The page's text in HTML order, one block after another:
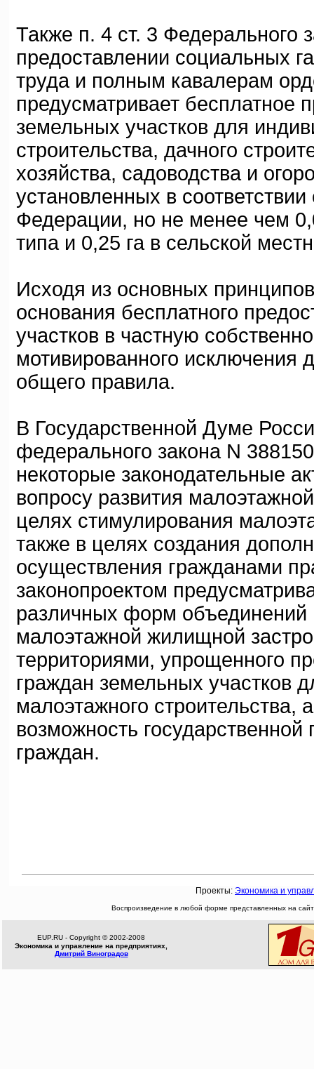
Также п. 4 ст. 3 Федерального
предоставлении социальных
труда и полным кавалерам
предусматривает бесплатное
земельных участков для
строительства, дачного
хозяйства, садоводства и
установленных в
Федерации, но не менее чем
типа и 0,25 га в сельской
Исходя из основных
основания бесплатного
участков в частную
мотивированного исключения
общего правила.
В Государственной Думе
федерального закона N
некоторые законодательные
вопросу развития
целях стимулирования
также в целях создания
осуществления гражданами
законопроектом
различных форм
малоэтажной жилищной
территориями, упрощенного
граждан земельных участков
малоэтажного строительства,
возможность
граждан.
Проекты: Экономика и
Воспроизведение в любой форме представленных на
EUP.RU - Copyright © 2002-2008
Экономика и управление на предприятиях,
Дмитрий Виноградов